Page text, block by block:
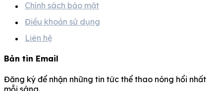
Chính sách bảo mật
Điều khoản sử dụng
Liên hệ
Bản tin Email
Đăng ký để nhận những tin tức thể thao nóng hổi nhất
mỗi sáng.